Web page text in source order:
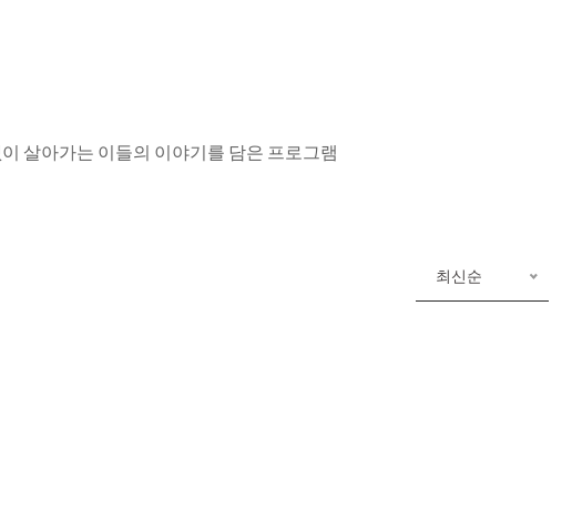
살아가는 이들의 이야기를 담은 프로그램
최신순